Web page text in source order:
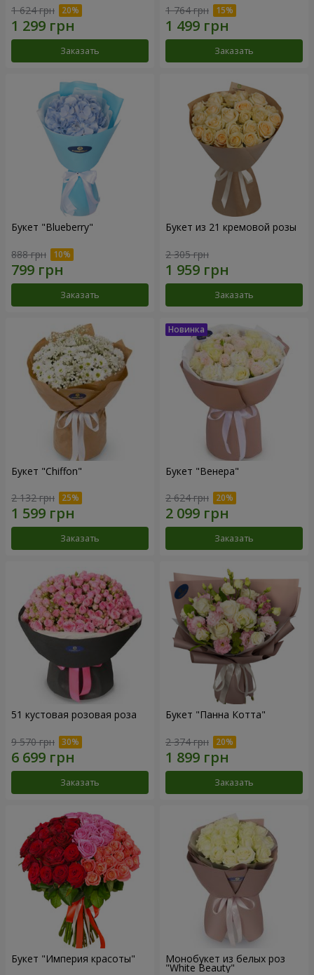
1 624 грн
Заказать
1 764 грн
Заказать
Букет "Blueberry"
888 грн
Заказать
Букет из 21 кремовой розы
2 305 грн
Заказать
Букет "Chiffon"
2 132 грн
Заказать
Букет "Венера"
2 624 грн
Заказать
51 кустовая розовая роза
9 570 грн
Заказать
Букет "Панна Котта"
2 374 грн
Заказать
Букет "Империя красоты" Монобукет из белых роз
"White Beauty"